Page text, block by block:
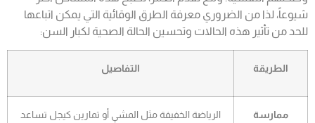
شيوعاً، لذا من الضروري معرفة الطرق الوقائية التي يمكن اتباعها
للحد من تأثير هذه الحالات وتحسين الحالة الصحية لكبار السن:
الطريقة التفاصيل
ممارسة
الرياضة الخفيفة مثل المشي أو تمارين كيجل تساعد